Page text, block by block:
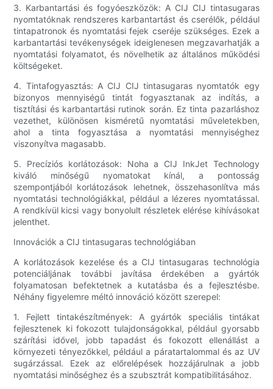
3. Karbantartási és fogyóeszközök: A CIJ CIJ tintasugaras
nyomtatóknak rendszeres karbantartást és cserélők, például
tintapatronok és nyomtatási fejek cseréje szükséges. Ezek a
karbantartási tevékenységek ideiglenesen megzavarhatják a
nyomtatási folyamatot, és növelhetik az általános működési
költségeket.
4. Tintafogyasztás: A CIJ CIJ tintasugaras nyomtatók egy
bizonyos mennyiségű tintát fogyasztanak az indítás, a
tisztítási és karbantartási rutinok során. Ez tinta pazarláshoz
vezethet, különösen kisméretű nyomtatási műveletekben,
ahol a tinta fogyasztása a nyomtatási mennyiséghez
viszonyítva magasabb.
5. Precíziós korlátozások: Noha a CIJ InkJet Technology
kiváló minőségű nyomatokat kínál, a pontosság
szempontjából korlátozások lehetnek, összehasonlítva más
nyomtatási technológiákkal, például a lézeres nyomtatással.
A rendkívül kicsi vagy bonyolult részletek elérése kihívásokat
jelenthet.
Innovációk a CIJ tintasugaras technológiában
A korlátozások kezelése és a CIJ tintasugaras technológia
potenciáljának további javítása érdekében a gyártók
folyamatosan befektetnek a kutatásba és a fejlesztésbe.
Néhány figyelemre méltó innováció között szerepel:
1. Fejlett tintakészítmények: A gyártók speciális tintákat
fejlesztenek ki fokozott tulajdonságokkal, például gyorsabb
szárítási idővel, jobb tapadást és fokozott ellenállást a
környezeti tényezőkkel, például a páratartalommal és az UV
sugárzással. Ezek az előrelépések hozzájárulnak a jobb
nyomtatási minőséghez és a szubsztrát kompatibilitásához.